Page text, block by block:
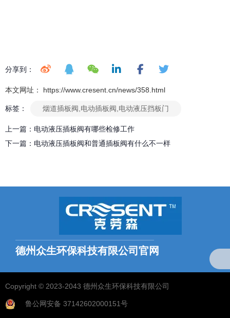
分享到：
本文网址： https://www.cresent.cn/news/358.html
标签： 烟道插板阀,电动插板阀,电动液压挡板门
上一篇： 电动液压插板阀有哪些检修工作
下一篇： 电动液压插板阀和普通插板阀有什么不一样
相关文章
德州众生排烟系统核心组件解析：烟气插板阀应用实践
2025-08-30
烟道插板阀能不平着装？
德州众生环保科技有限公司官网
18769703768（微信同号）
Copyright © 2023-2043 德州众生环保科技有限公司
鲁公网安备 37142602000151号